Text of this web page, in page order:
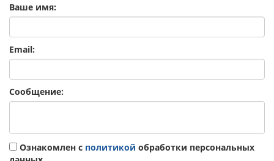
Ваше имя:
Email:
Сообщение:
Ознакомлен с политикой обработки персональных